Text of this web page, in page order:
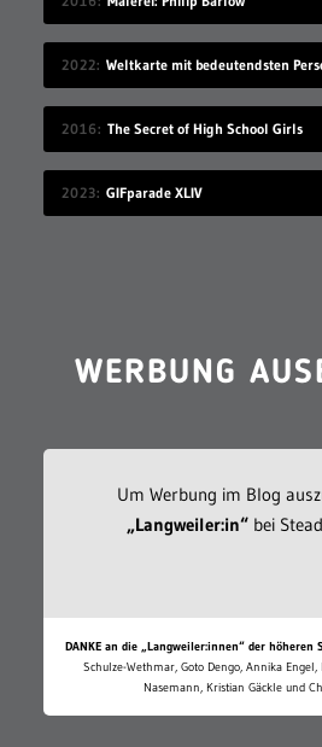
2022
2016 The Secret of High School Girls
2023 GIFparade XLIV
WERBUNG
Um Werbung im Blog
„Langweiler:in“bei
DANKE an die „Langweiler:innen“ der höheren
Schulze-Wethmar, Goto Dengo, Annika
Nasemann, Kristian Gäckle und